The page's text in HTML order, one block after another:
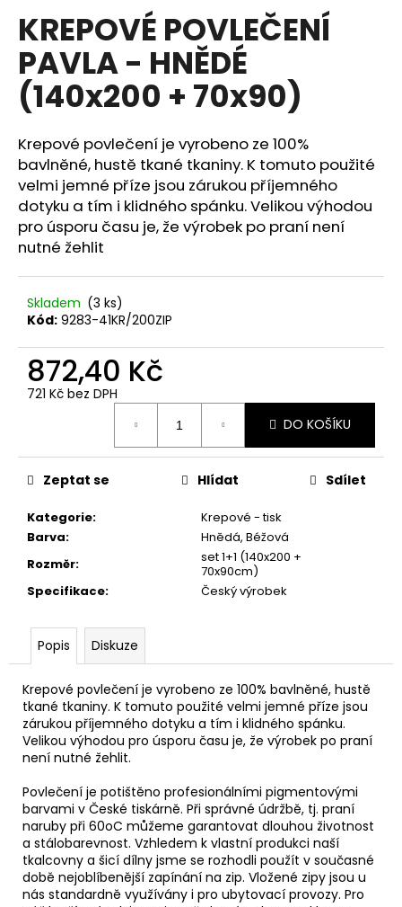
produktu
je
0,0
5
hvězdiček.
KREPOVÉ POVLEČENÍ
PAVLA - HNĚDÉ
(140x200 + 70x90)
Krepové povlečení je vyrobeno ze 100%
bavlněné, hustě tkané tkaniny. K tomuto použité
velmi jemné příze jsou zárukou příjemného
dotyku a tím i klidného spánku. Velikou výhodou
pro úsporu času je, že výrobek po praní není
nutné žehlit
Skladem (3 ks)
Kód: 9283-41KR/200ZIP
872,40 Kč
721 Kč bez DPH
DO KOŠÍKU
Kategorie:
Krepové - tisk
Barva:
Hnědá, Béžová
Rozměr:
set 1+1 (140x200 +
70x90cm)
Specifikace: Český výrobek
Zeptat se Hlídat Sdílet
Popis Diskuze
Krepové povlečení je vyrobeno ze 100% bavlněné, hustě
tkané tkaniny. K tomuto použité velmi jemné příze jsou
zárukou příjemného dotyku a tím i klidného spánku.
Velikou výhodou pro úsporu času je, že výrobek po praní
není nutné žehlit.
Povlečení je potištěno profesionálními pigmentovými
barvami v České tiskárně. Při správné údržbě, tj. praní
naruby při 60oC můžeme garantovat dlouhou životnost
a stálobarevnost. Vzhledem k vlastní produkci naší
tkalcovny a šicí dílny jsme se rozhodli použít v současné
době nejoblíbenější zapínání na zip. Vložené zipy jsou u
nás standardně využívány i pro ubytovací provozy. Pro
a
j
í
t
?
HLEDAT
o
p
o
u
e
m
RUČNÍK
PEJSEK
28,5X50
Kč